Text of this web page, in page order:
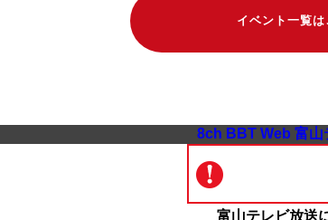
イベント一覧は
8ch BBT Web 富山
富山テレビ放送